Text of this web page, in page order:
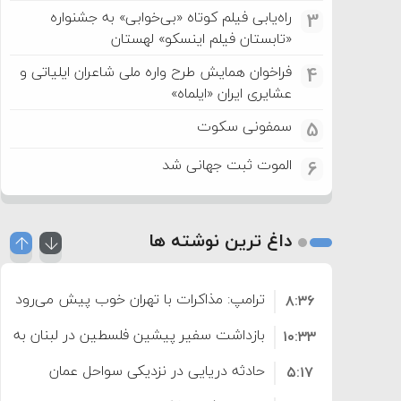
3
راه‌یابی فیلم کوتاه «بی‌خوابی» به جشنواره
«تابستان فیلم اینسکو» لهستان
4
فراخوان همایش طرح واره ملی شاعران ایلیاتی و
عشایری ایران «ایلماه»
5 سمفونی سکوت
6 الموت ثبت جهانی شد
داغ ترین نوشته ها
ترامپ: مذاکرات با تهران خوب پیش می‌رود
۸:۳۶
بازداشت سفیر پیشین فلسطین در لبنان به
۱۰:۳۳
حادثه دریایی در نزدیکی سواحل عمان
۵:۱۷